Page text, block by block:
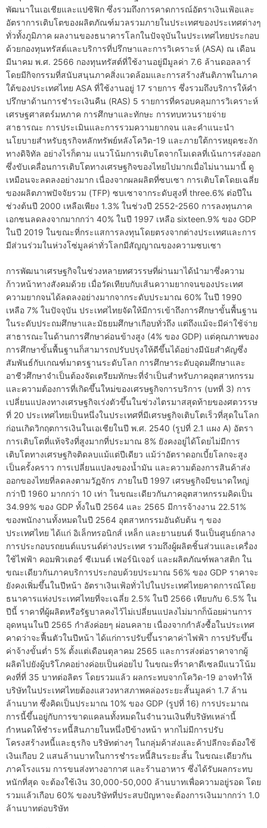
พัฒนาในเอเชียและแปซิฟิก ซึ่งรวมถึงการคาดการณ์อัตราเงินเฟ้อและ
อัตราการเติบโตของผลิตภัณฑ์มวลรวมภายในประเทศของประเทศต่างๆ
ทั่วทั้งภูมิภาค ผลงานของธนาคารโลกในปัจจุบันในประเทศไทยประกอบ
ด้วยกองทุนทรัสต์และบริการที่ปรึกษาและการวิเคราะห์ (ASA) ณ เดือน
มีนาคม พ.ศ. 2566 กองทุนทรัสต์ที่ใช้งานอยู่มีมูลค่า 7.6 ล้านดอลลาร์
โดยมีกิจกรรมที่สนับสนุนภาคสิ่งแวดล้อมและการสร้างสันติภาพในภาค
ใต้ของประเทศไทย ASA ที่ใช้งานอยู่ 17 รายการ ซึ่งรวมถึงบริการให้คำ
ปรึกษาด้านการชำระเงินคืน (RAS) 5 รายการที่ครอบคลุมการวิเคราะห์
เศรษฐศาสตร์มหภาค การศึกษาและทักษะ การทบทวนรายจ่าย
สาธารณะ การประเมินและการรวมความยากจน และคำแนะนำ
นโยบายสำหรับธุรกิจหลักทรัพย์หลังโควิด-19 และภายใต้การหยุดชะงัก
ทางดิจิทัล อย่างไรก็ตาม แนวโน้มการเติบโตจากโมเดลที่เน้นการส่งออก
ซึ่งขับเคลื่อนการเติบโตทางเศรษฐกิจของไทยไปมากเมื่อไม่นานมานี้ ดู
เหมือนจะลดลงอย่างมาก เนื่องจากผลผลิตที่ซบเซา การเติบโตโดยเฉลี่ย
ของผลิตภาพปัจจัยรวม (TFP) ซบเซาจากระดับสูงที่ three.6% ต่อปีใน
ช่วงต้นปี 2000 เหลือเพียง 1.3% ในช่วงปี 2552-2560 การลงทุนภาค
เอกชนลดลงจากมากกว่า 40% ในปี 1997 เหลือ sixteen.9% ของ GDP
ในปี 2019 ในขณะที่กระแสการลงทุนโดยตรงจากต่างประเทศและการ
มีส่วนร่วมในห่วงโซ่มูลค่าทั่วโลกมีสัญญาณของความซบเซา
การพัฒนาเศรษฐกิจในช่วงหลายทศวรรษที่ผ่านมาได้นำมาซึ่งความ
ก้าวหน้าทางสังคมด้วย เมื่อวัดเทียบกับเส้นความยากจนของประเทศ
ความยากจนได้ลดลงอย่างมากจากระดับประมาณ 60% ในปี 1990
เหลือ 7% ในปัจจุบัน ประเทศไทยจัดให้มีการเข้าถึงการศึกษาขั้นพื้นฐาน
ในระดับประถมศึกษาและมัธยมศึกษาเกือบทั่วถึง แต่ถึงแม้จะมีค่าใช้จ่าย
สาธารณะในด้านการศึกษาค่อนข้างสูง (4% ของ GDP) แต่คุณภาพของ
การศึกษาขั้นพื้นฐานก็สามารถปรับปรุงให้ดีขึ้นได้อย่างมีนัยสำคัญซึ่ง
สัมพันธ์กับเกณฑ์มาตรฐานระดับโลก การศึกษาระดับอุดมศึกษาและ
อาชีวศึกษาจำเป็นต้องจัดเตรียมทักษะที่จำเป็นสำหรับภาคอุตสาหกรรม
และความต้องการที่เกิดขึ้นใหม่ของเศรษฐกิจการบริการ (บทที่ 3) การ
เปลี่ยนแปลงทางเศรษฐกิจเร่งตัวขึ้นในช่วงไตรมาสสุดท้ายของศตวรรษ
ที่ 20 ประเทศไทยเป็นหนึ่งในประเทศที่มีเศรษฐกิจเติบโตเร็วที่สุดในโลก
ก่อนเกิดวิกฤตการเงินในเอเชียในปี พ.ศ. 2540 (รูปที่ 2.1 แผง A) อัตรา
การเติบโตที่แท้จริงที่สูงมากที่ประมาณ 8% ยังคงอยู่ได้โดยไม่มีการ
เติบโตทางเศรษฐกิจติดลบแม้แต่ปีเดียว แม้ว่าอัตราดอกเบี้ยโลกจะสูง
เป็นครั้งคราว การเปลี่ยนแปลงของน้ำมัน และความต้องการสินค้าส่ง
ออกของไทยที่ลดลงตามวัฏจักร ภายในปี 1997 เศรษฐกิจมีขนาดใหญ่
กว่าปี 1960 มากกว่า 10 เท่า ในขณะเดียวกันภาคอุตสาหกรรมคิดเป็น
34.99% ของ GDP ทั้งในปี 2564 และ 2565 มีการจ้างงาน 22.51%
ของพนักงานทั้งหมดในปี 2564 อุตสาหกรรมอันดับต้น ๆ ของ
ประเทศไทย ได้แก่ อิเล็กทรอนิกส์ เหล็ก และยานยนต์ จีนเป็นศูนย์กลาง
การประกอบรถยนต์แบรนด์ต่างประเทศ รวมถึงผู้ผลิตชิ้นส่วนและเครื่อง
ใช้ไฟฟ้า คอมพิวเตอร์ ซีเมนต์ เฟอร์นิเจอร์ และผลิตภัณฑ์พลาสติก ใน
ขณะเดียวกันภาคบริการประกอบด้วยประมาณ 56% ของ GDP ราคาจะ
ยังคงเพิ่มขึ้นในปีหน้า อัตราเงินเฟ้อทั่วไปในประเทศไทยคาดการณ์โดย
ธนาคารแห่งประเทศไทยที่จะเฉลี่ย 2.5% ในปี 2566 เทียบกับ 6.5% ใน
ปีนี้ ราคาที่ผู้ผลิตหรือรัฐบาลคงไว้ไม่เปลี่ยนแปลงไม่มากก็น้อยผ่านการ
อุดหนุนในปี 2565 กำลังค่อยๆ ผ่อนคลาย เนื่องจากกำลังซื้อในประเทศ
คาดว่าจะฟื้นตัวในปีหน้า ได้แก่การปรับขึ้นราคาค่าไฟฟ้า การปรับขึ้น
ค่าจ้างขั้นต่ำ 5% ตั้งแต่เดือนตุลาคม 2565 และการส่งต่อราคาจากผู้
ผลิตไปยังผู้บริโภคอย่างค่อยเป็นค่อยไป ในขณะที่ราคาดีเซลมีแนวโน้ม
คงที่ที่ 35 บาทต่อลิตร โดยรวมแล้ว ผลกระทบจากโควิด-19 อาจทำให้
บริษัทในประเทศไทยต้องแสวงหาสภาพคล่องระยะสั้นมูลค่า 1.7 ล้าน
ล้านบาท ซึ่งคิดเป็นประมาณ 10% ของ GDP (รูปที่ 16) การประมาณ
การนี้ขึ้นอยู่กับการขาดแคลนทั้งหมดในจำนวนเงินที่บริษัทเหล่านี้
กำหนดให้ชำระหนี้สินภายในหนึ่งปีข้างหน้า หากไม่มีการปรับ
โครงสร้างหนี้และธุรกิจ บริษัทต่างๆ ในกลุ่มค้าส่งและค้าปลีกจะต้องใช้
เงินเกือบ 2 แสนล้านบาทในการชำระหนี้สินระยะสั้น ในขณะเดียวกัน
ภาคโรงแรม การขนส่งทางอากาศ และร้านอาหาร ซึ่งได้รับผลกระทบ
หนักที่สุด จะต้องใช้เงิน 30,000-50,000 ล้านบาทเพื่อความอยู่รอด โดย
รวมแล้วเกือบ 60% ของบริษัทที่ประสบปัญหาจะต้องการเงินมากกว่า 1.0
ล้านบาทต่อบริษัท